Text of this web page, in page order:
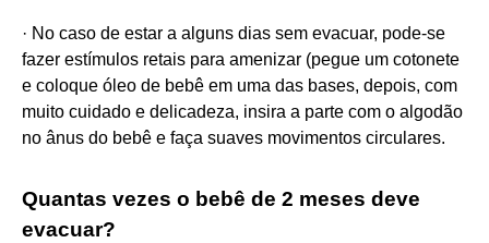
· No caso de estar a alguns dias sem evacuar, pode-se
fazer estímulos retais para amenizar (pegue um cotonete
e coloque óleo de bebê em uma das bases, depois, com
muito cuidado e delicadeza, insira a parte com o algodão
no ânus do bebê e faça suaves movimentos circulares.
Quantas vezes o bebê de 2 meses deve
evacuar?